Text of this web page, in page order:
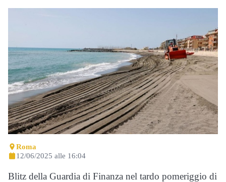
Roma
12/06/2025 alle 16:04
Blitz della Guardia di Finanza nel tardo pomeriggio di